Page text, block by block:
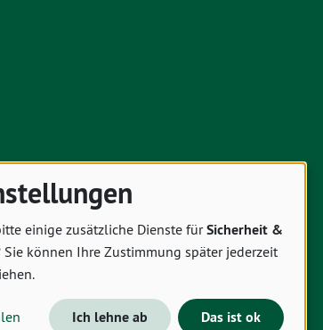
einige zusätzliche Dienste fürSicherheit &
Sie können Ihre Zustimmung später jederzeit
Ich lehne ab Das ist ok